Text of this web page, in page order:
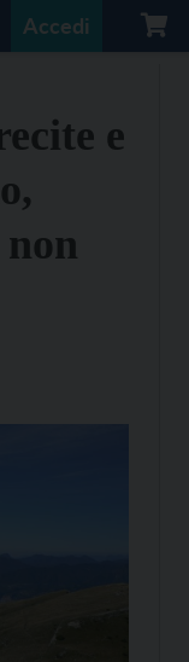
Accedi
e